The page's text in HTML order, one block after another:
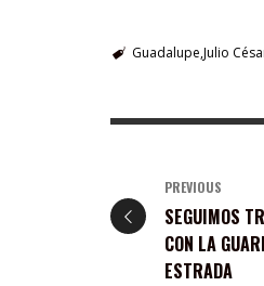
Guadalupe Julio
PREVIOUS
SEGUIMOS
CON LA
ESTRADA